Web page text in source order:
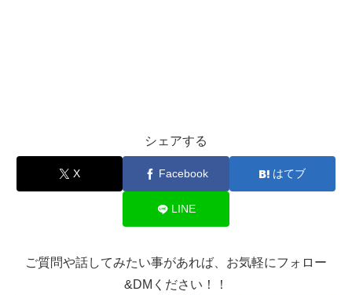
シェアする
X Facebook はてブ
LINE
ご質問や話してみたい事があれば、お気軽にフォロー
&DMください！！